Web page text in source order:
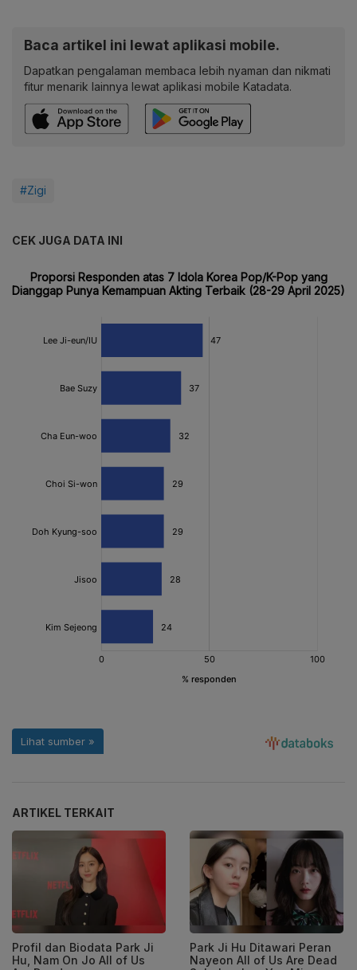
Baca artikel ini lewat aplikasi mobile.
Dapatkan pengalaman membaca lebih nyaman dan nikmati
fitur menarik lainnya lewat aplikasi mobile Katadata.
#Zigi
CEK JUGA DATA INI
ARTIKEL TERKAIT
Profil dan Biodata Park Ji
Hu, Nam On Jo All of Us
Park Ji Hu Ditawari Peran
Nayeon All of Us Are Dead